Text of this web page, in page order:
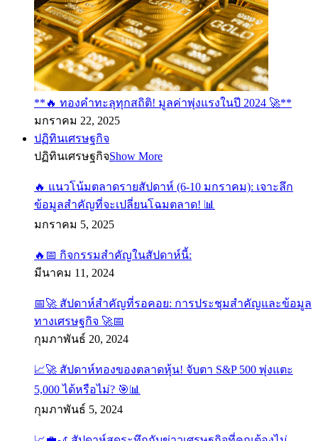
**🔥 ทองคำทะลุทุกสถิติ! มูลค่าพุ่งแรงในปี 2024 🚀**
มกราคม 22, 2025
ปฏิทินเศรษฐกิจ
ปฏิทินเศรษฐกิจShow More
🔥 แนวโน้มตลาดรายสัปดาห์ (6-10 มกราคม): เจาะลึก
ข้อมูลสำคัญที่จะเปลี่ยนโฉมตลาด! 📊
มกราคม 5, 2025
🔥📅 กิจกรรมสำคัญในสัปดาห์นี้:
มีนาคม 11, 2024
📅🚀 สัปดาห์สำคัญที่รอคอย: การประชุมสำคัญและข้อมูล
ทางเศรษฐกิจ 🚀📅
กุมภาพันธ์ 20, 2024
📈🚀 สัปดาห์ทองของตลาดหุ้น! จับตา S&P 500 พุ่งแตะ
5,000 ได้หรือไม่? 🎯📊
กุมภาพันธ์ 5, 2024